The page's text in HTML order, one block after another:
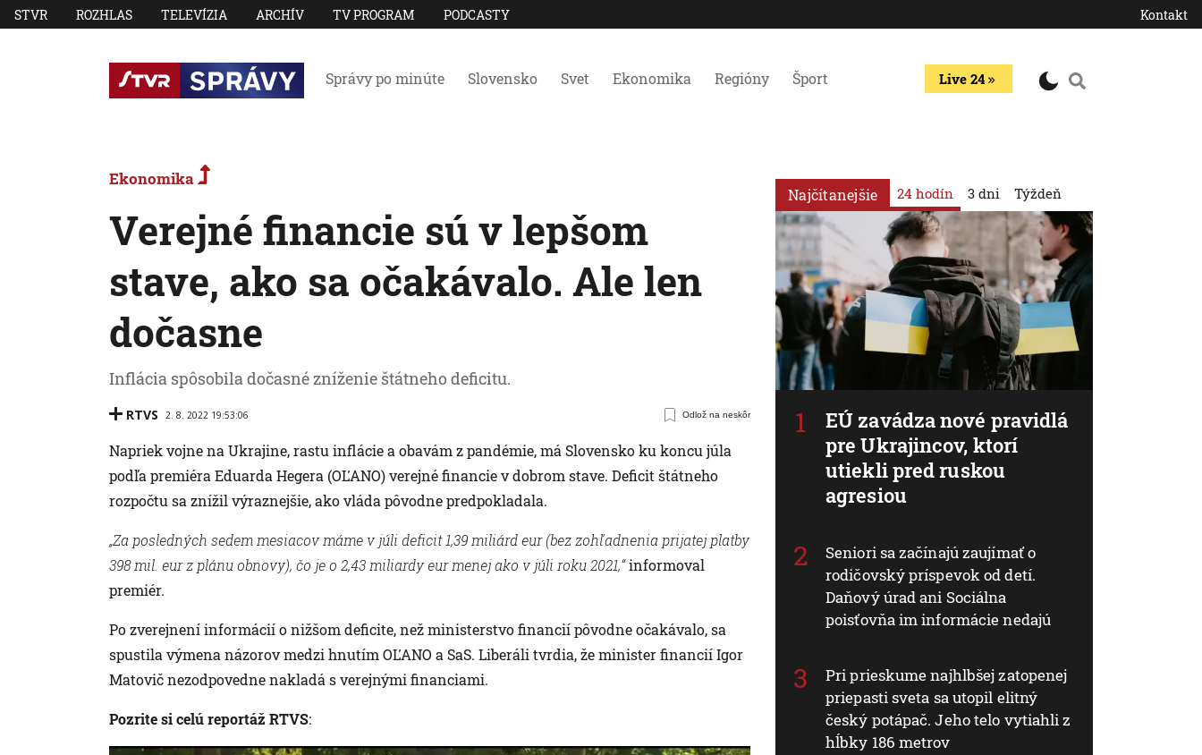
STVR ROZHLAS TELEVÍZIA ARCHÍV TV PROGRAM PODCASTY Kontakt
Správy po minúte Slovensko Svet Ekonomika Regióny Šport Live 24
Ekonomika
Verejné financie sú v lepšom
stave, ako sa očakávalo. Ale len
dočasne
Inflácia spôsobila dočasné zníženie štátneho deficitu.
RTVS 2. 8. 2022 19:53:06 Odlož na neskôr
Napriek vojne na Ukrajine, rastu inflácie a obavám z pandémie, má Slovensko ku koncu júla
podľa premiéra Eduarda Hegera (OĽANO) verejné financie v dobrom stave. Deficit štátneho
rozpočtu sa znížil výraznejšie, ako vláda pôvodne predpokladala.
„Za posledných sedem mesiacov máme v júli deficit 1,39 miliárd eur (bez zohľadnenia prijatej platby
398 mil. eur z plánu obnovy), čo je o 2,43 miliardy eur menej ako v júli roku 2021,“informoval
premiér.
Po zverejnení informácií o nižšom deficite, než ministerstvo financií pôvodne očakávalo, sa
spustila výmena názorov medzi hnutím OĽANO a SaS. Liberáli tvrdia, že minister financií Igor
Matovič nezodpovedne nakladá s verejnými financiami.
Pozrite si celú reportáž RTVS:
Najčítanejšie 24 hodín
EÚ zavádza nové pravidlá
pre Ukrajincov, ktorí
utiekli pred ruskou
agresiou
Seniori sa začínajú zaujímať o
rodičovský príspevok od detí.
Daňový úrad ani Sociálna
poisťovňa im informácie nedajú
Pri prieskume najhlbšej zatopenej
priepasti sveta sa utopil elitný
český potápač. Jeho telo vytiahli z
hĺbky 186 metrov
3 dni Týždeň